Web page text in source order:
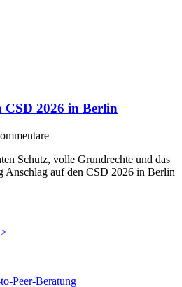
CSD 2026 in Berlin
Schutz, volle Grundrechte und das
Anschlag auf den CSD 2026 in Berlin
Peer-Beratung